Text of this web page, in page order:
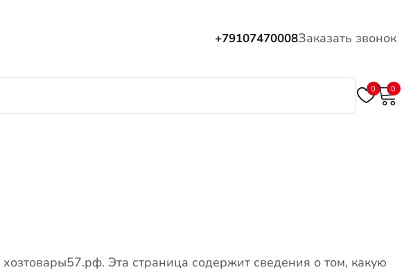
+79107470008Заказать звонок
0 0
хозтовары57.рф. Эта страница содержит сведения о том, какую